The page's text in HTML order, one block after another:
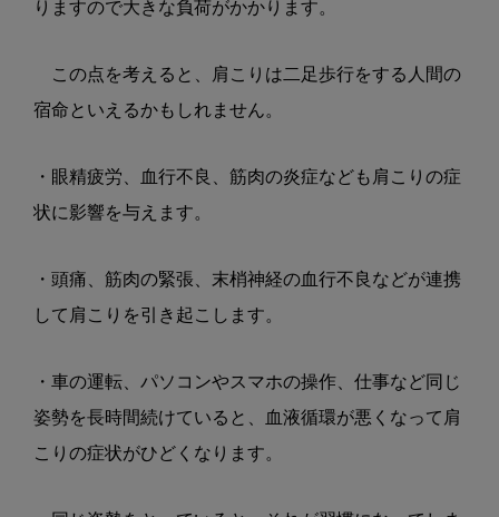
りますので大きな負荷がかかります。
この点を考えると、肩こりは二足歩行をする人間の
宿命といえるかもしれません。
・眼精疲労、血行不良、筋肉の炎症なども肩こりの症
状に影響を与えます。
・頭痛、筋肉の緊張、末梢神経の血行不良などが連携
して肩こりを引き起こします。
・車の運転、パソコンやスマホの操作、仕事など同じ
姿勢を長時間続けていると、血液循環が悪くなって肩
こりの症状がひどくなります。